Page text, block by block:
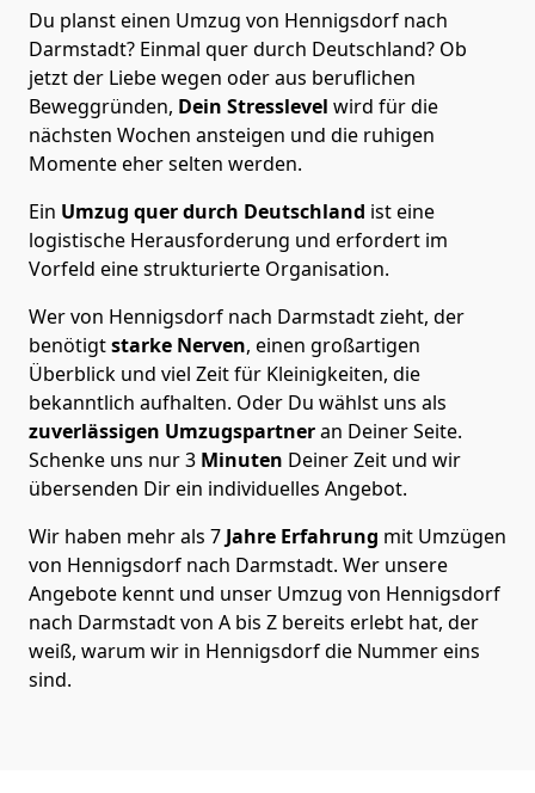
Du planst einen Umzug von Hennigsdorf nach
Darmstadt? Einmal quer durch Deutschland? Ob
jetzt der Liebe wegen oder aus beruflichen
Beweggründen, Dein Stresslevel wird für die
nächsten Wochen ansteigen und die ruhigen
Momente eher selten werden.
Ein Umzug quer durch Deutschland ist eine
logistische Herausforderung und erfordert im
Vorfeld eine strukturierte Organisation.
Wer von Hennigsdorf nach Darmstadt zieht, der
benötigtstarke Nerven, einen großartigen
Überblick und viel Zeit für Kleinigkeiten, die
bekanntlich aufhalten. Oder Du wählst uns als
zuverlässigen Umzugspartneran Deiner Seite.
Schenke uns nur3 Minuten Deiner Zeit und wir
übersenden Dir ein individuelles Angebot.
Wir haben mehr als 7 Jahre Erfahrung mit Umzügen
von Hennigsdorf nach Darmstadt. Wer unsere
Angebote kennt und unser Umzug von Hennigsdorf
nach Darmstadt von A bis Z bereits erlebt hat, der
weiß, warum wir in Hennigsdorf die Nummer eins
sind.